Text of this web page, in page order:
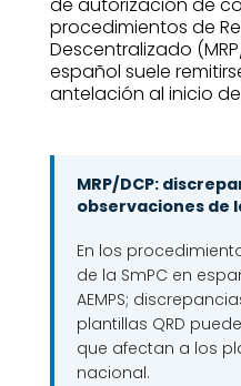
de autorización de
procedimientos de
Descentralizado
español suele
antelación al inicio
MRP/DCP:
observaciones de
En los
de la SmPC en
AEMPS;
plantillas QRD
que afectan a los
nacional.